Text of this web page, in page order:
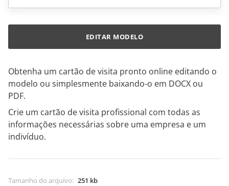
Obtenha um cartão de visita pronto online editando o
modelo ou simplesmente baixando-o em DOCX ou
PDF.
Crie um cartão de visita profissional com todas as
informações necessárias sobre uma empresa e um
indivíduo.
Tamanho do arquivo: 251 kb
EDITAR MODELO